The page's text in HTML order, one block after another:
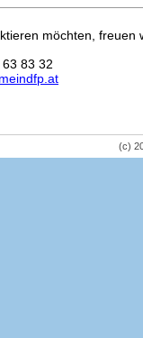
möchten,
83 32
(c)